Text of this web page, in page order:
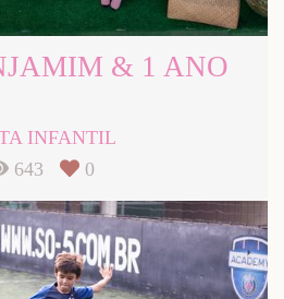
& 1 ANO
INFANTIL
643
0